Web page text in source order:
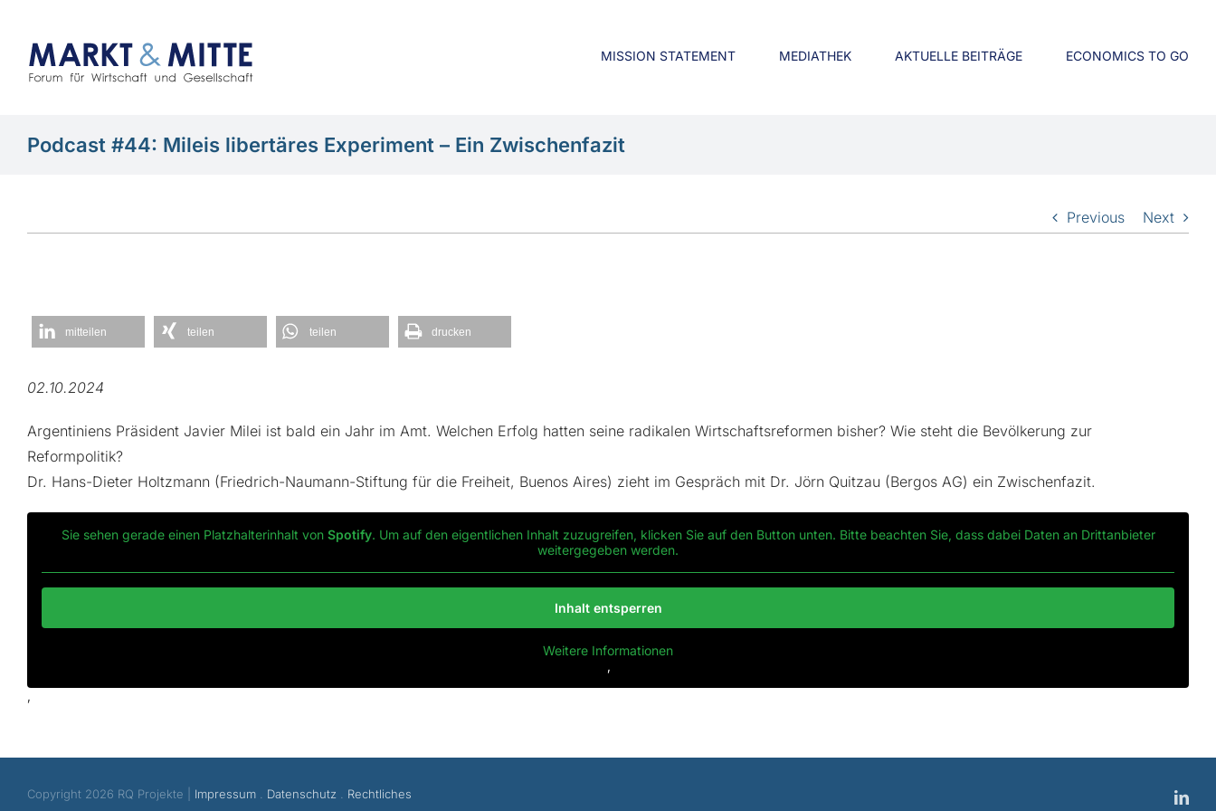
springen
MISSION STATEMENT MEDIATHEK AKTUELLE BEITRÄGE ECONOMICS TO GO
Podcast #44: Mileis libertäres Experiment – Ein Zwischenfazit
Previous Next
mitteilen teilen teilen drucken
02.10.2024
Argentiniens Präsident Javier Milei ist bald ein Jahr im Amt. Welchen Erfolg hatten seine radikalen Wirtschaftsreformen bisher? Wie steht die Bevölkerung zur
Reformpolitik?
Dr. Hans-Dieter Holtzmann (Friedrich-Naumann-Stiftung für die Freiheit, Buenos Aires) zieht im Gespräch mit Dr. Jörn Quitzau (Bergos AG) ein Zwischenfazit.
Sie sehen gerade einen Platzhalterinhalt von Spotify. Um auf den eigentlichen Inhalt zuzugreifen, klicken Sie auf den Button unten. Bitte beachten Sie, dass dabei Daten an Drittanbieter
weitergegeben werden.
Inhalt entsperren
Weitere Informationen
‚
‚
Copyright 2026 RQ Projekte | Impressum . Datenschutz . Rechtliches